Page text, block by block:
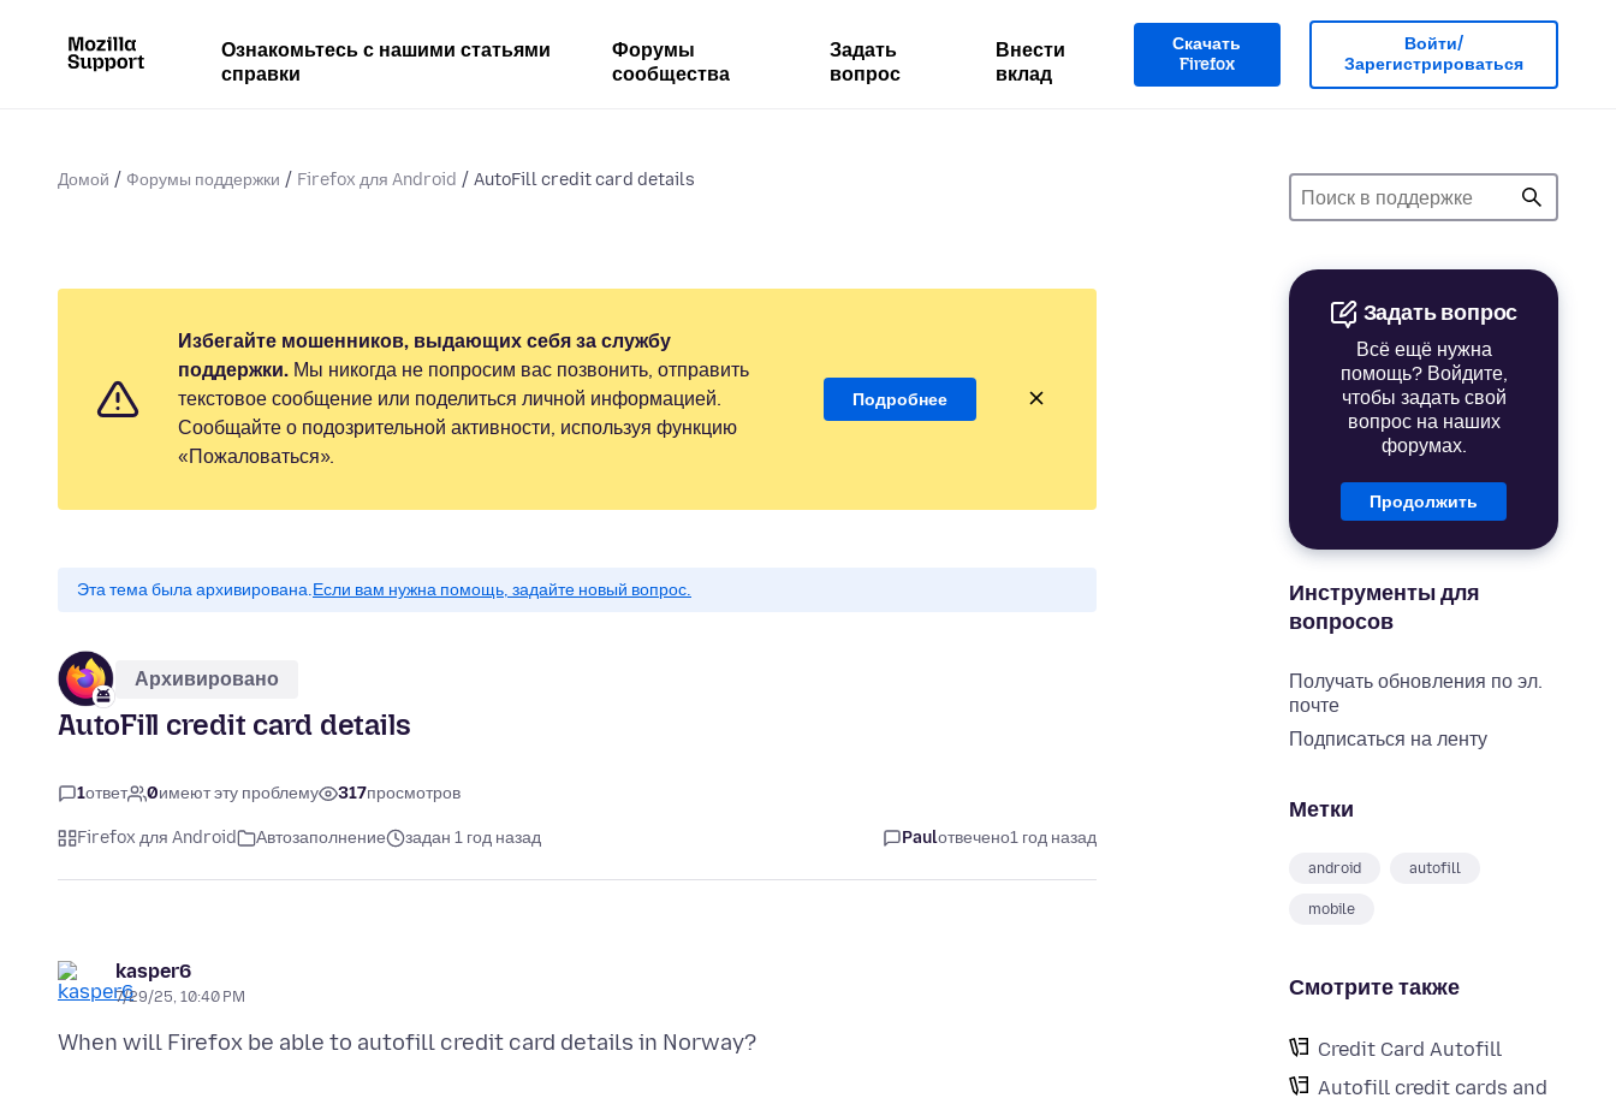
Ознакомьтесь с нашими статьями
справки
Форумы
сообщества
Задать
вопрос
Внести
вклад
Скачать
Firefox
Войти/
Зарегистрироваться
Домой Форумы поддержки Firefox для Android AutoFill credit card details
Задать вопрос
Всё ещё нужна
помощь? Войдите,
чтобы задать свой
вопрос на наших
форумах.
Продолжить
Инструменты для
вопросов
Получать обновления по эл.
почте
Подписаться на ленту
Метки
android autofill
mobile
Смотрите также
Credit Card Autofill
Autofill credit cards and
Избегайте мошенников, выдающих себя за службу
поддержки. Мы никогда не попросим вас позвонить, отправить
текстовое сообщение или поделиться личной информацией.
Сообщайте о подозрительной активности, используя функцию
«Пожаловаться».
Подробнее
Эта тема была архивирована.Если вам нужна помощь, задайте новый вопрос.
Архивировано
AutoFill credit card details
1ответ 0имеют эту проблему 317просмотров
Firefox для Android Автозаполнение задан 1 год назад Paulотвечено1 год назад
kasper6
7/29/25, 10:40 PM